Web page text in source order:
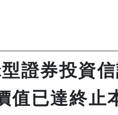
證券投資
值已達終止